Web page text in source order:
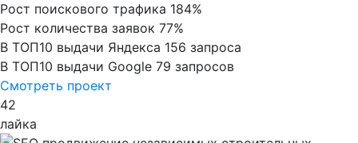
Рост поискового трафика 184%
Рост количества заявок 77%
В ТОП10 выдачи Яндекса 156 запроса
В ТОП10 выдачи Google 79 запросов
Смотреть проект
42
лайка